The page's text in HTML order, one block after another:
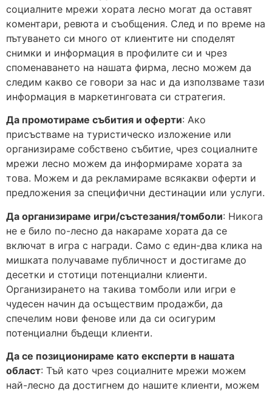
социалните мрежи хората лесно могат да оставят
коментари, ревюта и съобщения. След и по време на
пътуването си много от клиентите ни споделят
снимки и информация в профилите си и чрез
споменаването на нашата фирма, лесно можем да
следим какво се говори за нас и да използваме тази
информация в маркетинговата си стратегия.
Да промотираме събития и оферти: Ако
присъстваме на туристическо изложение или
организираме собствено събитие, чрез социалните
мрежи лесно можем да информираме хората за
това. Можем и да рекламираме всякакви оферти и
предложения за специфични дестинации или услуги.
Да организираме игри/състезания/томболи: Никога
не е било по-лесно да накараме хората да се
включат в игра с награди. Само с един-два клика на
мишката получаваме публичност и достигаме до
десетки и стотици потенциални клиенти.
Организирането на такива томболи или игри е
чудесен начин да осъществим продажби, да
спечелим нови фенове или да си осигурим
потенциални бъдещи клиенти.
Да се позиционираме като експерти в нашата
област: Тъй като чрез социалните мрежи можем
най-лесно да достигнем до нашите клиенти, можем